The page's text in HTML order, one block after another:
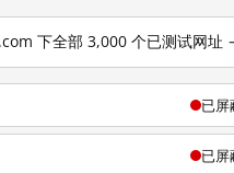
下全部 3,000 个已测试网址
已屏
已屏